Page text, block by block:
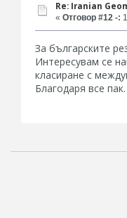
Re: Iranian
« Отговор #12 -:
За българските
Интересувам се
класиране с
Благодаря все пак.